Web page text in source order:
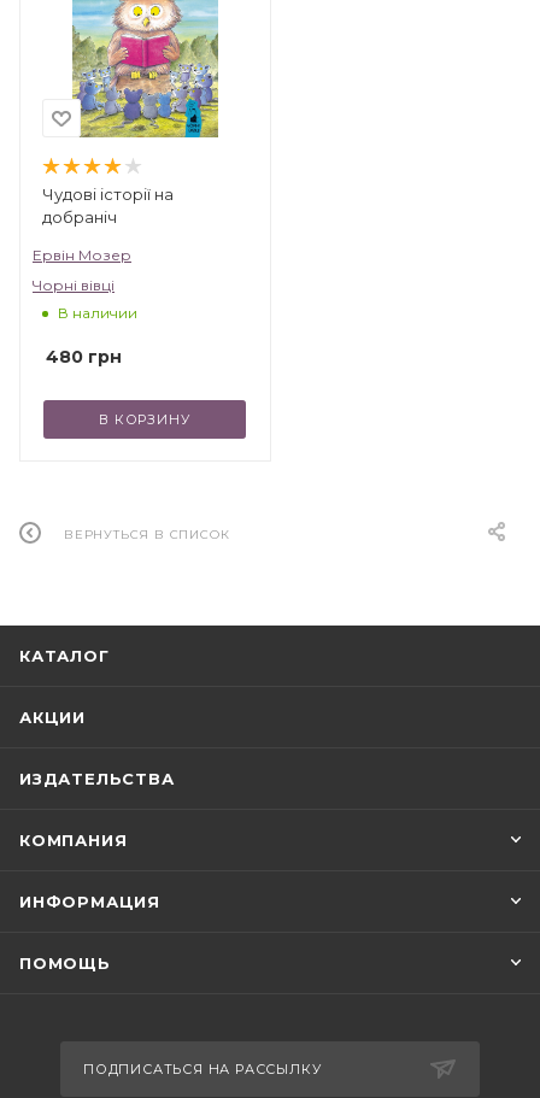
Чудові історії на
добраніч
Ервін Мозер
Чорні вівці
В наличии
480 грн
В КОРЗИНУ
ВЕРНУТЬСЯ В СПИСОК
КАТАЛОГ
АКЦИИ
ИЗДАТЕЛЬСТВА
КОМПАНИЯ
ИНФОРМАЦИЯ
ПОМОЩЬ
ПОДПИСАТЬСЯ НА РАССЫЛКУ